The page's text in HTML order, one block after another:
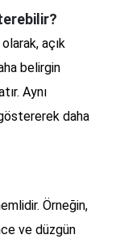
açık
belirgin
Aynı
daha
Örneğin,
ve düzgün